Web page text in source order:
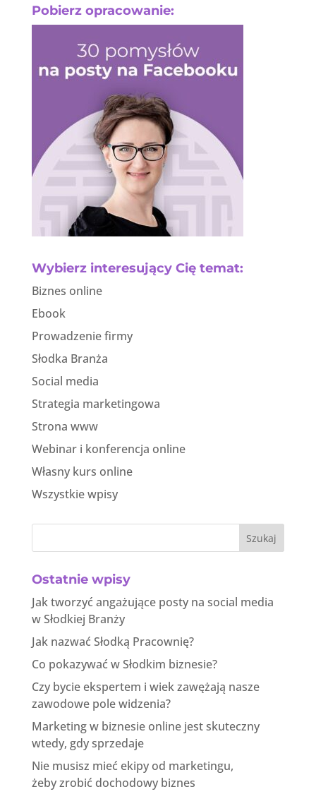
Pobierz opracowanie:
Wybierz interesujący Cię temat:
Biznes online
Ebook
Prowadzenie firmy
Słodka Branża
Social media
Strategia marketingowa
Strona www
Webinar i konferencja online
Własny kurs online
Wszystkie wpisy
Szukaj
Ostatnie wpisy
Jak tworzyć angażujące posty na social media
w Słodkiej Branży
Jak nazwać Słodką Pracownię?
Co pokazywać w Słodkim biznesie?
Czy bycie ekspertem i wiek zawężają nasze
zawodowe pole widzenia?
Marketing w biznesie online jest skuteczny
wtedy, gdy sprzedaje
Nie musisz mieć ekipy od marketingu,
żeby zrobić dochodowy biznes